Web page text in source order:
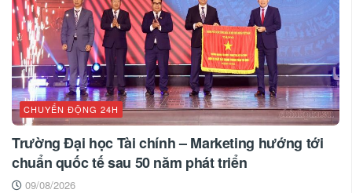
CHUYỂN ĐỘNG 24H
Trường Đại học Tài chính – Marketing hướng tới
chuẩn quốc tế sau 50 năm phát triển
09/08/2026